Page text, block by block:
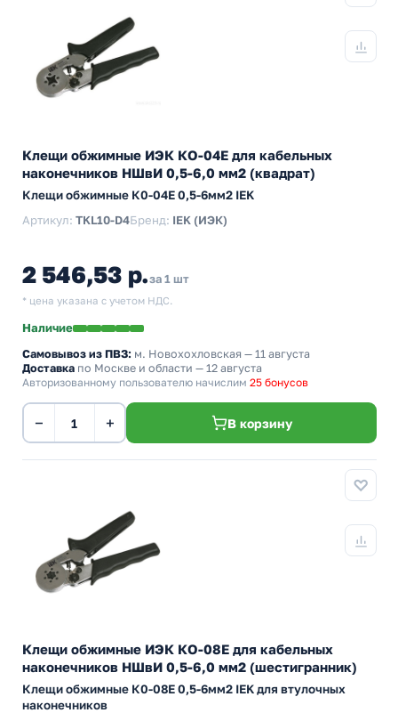
Клещи обжимные ИЭК КО-04Е для кабельных
наконечников НШвИ 0,5-6,0 мм2 (квадрат)
Клещи обжимные К0-04E 0,5-6мм2 IEK
Артикул: TKL10-D4Бренд: IEK (ИЭК)
2 546,53 р.за 1 шт
* цена указана с учетом НДС.
Наличие
Самовывоз из ПВЗ: м. Новохохловская — 11 августа
Доставка по Москве и области — 12 августа
Авторизованному пользователю начислим 25 бонусов
− + В корзину
Клещи обжимные ИЭК КО-08Е для кабельных
наконечников НШвИ 0,5-6,0 мм2 (шестигранник)
Клещи обжимные К0-08E 0,5-6мм2 IEK для втулочных
наконечников